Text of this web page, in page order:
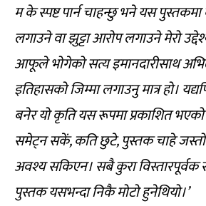
म के स्पष्ट पार्न चाहन्छु भने यस
लगाउने वा झुट्टा आरोप लगाउने मेरो
आफूले भोगेको सत्य इमानदारीसाथ
इतिहासको जिम्मा लगाउनु मात्र हो।
बनेर यो कृति यस रूपमा प्रकाशित
समेट्न सकें, कति छुटे, पुस्तक चाहे जस्तो
अवश्य सकिएन। सबै कुरा
पुस्तक यसभन्दा निकै मोटो हुनेथियो।’